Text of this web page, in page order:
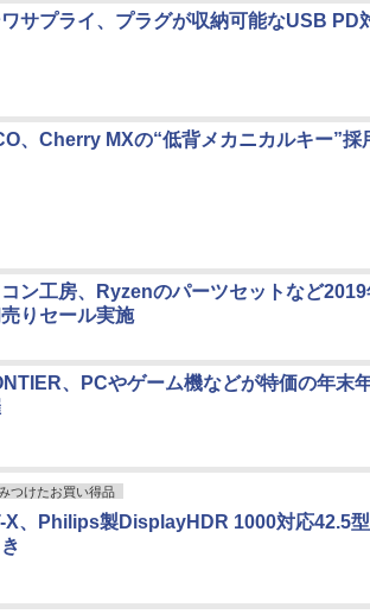
サプライ、プラグが収納可能なUSB PD
、Cherry MXの“低背メカニカルキー”採
ン工房、Ryzenのパーツセットなど
りセール実施
、PCやゲーム機などが特価の年末
つけたお買い得品
X、Philips製DisplayHDR 1000対応42.5